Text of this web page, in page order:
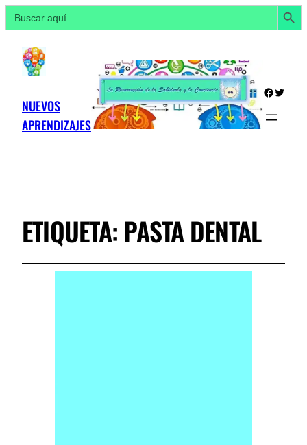
Buscar: Botón de
NUEVOS
APRENDIZAJES
Twitter
ETIQUETA:PASTA DENTAL